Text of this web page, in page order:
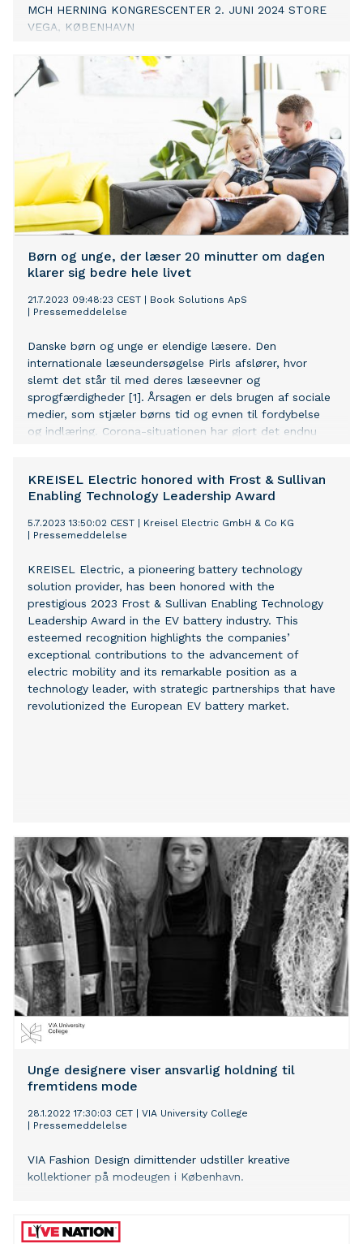
MCH HERNING KONGRESCENTER 2. JUNI 2024 STORE
VEGA, KØBENHAVN
Børn og unge, der læser 20 minutter om dagen
klarer sig bedre hele livet
21.7.2023 09:48:23 CEST
Book Solutions ApS
Pressemeddelelse
Danske børn og unge er elendige læsere. Den
internationale læseundersøgelse Pirls afslører, hvor
slemt det står til med deres læseevner og
sprogfærdigheder [1]. Årsagen er dels brugen af sociale
medier, som stjæler børns tid og evnen til fordybelse
og indlæring. Corona-situationen har gjort det endnu
KREISEL Electric honored with Frost & Sullivan
Enabling Technology Leadership Award
5.7.2023 13:50:02 CEST
Kreisel Electric GmbH & Co KG
Pressemeddelelse
KREISEL Electric, a pioneering battery technology
solution provider, has been honored with the
prestigious 2023 Frost & Sullivan Enabling Technology
Leadership Award in the EV battery industry. This
esteemed recognition highlights the companies’
exceptional contributions to the advancement of
electric mobility and its remarkable position as a
technology leader, with strategic partnerships that have
revolutionized the European EV battery market.
Unge designere viser ansvarlig holdning til
fremtidens mode
28.1.2022 17:30:03 CET
VIA University College
Pressemeddelelse
VIA Fashion Design dimittender udstiller kreative
kollektioner på modeugen i København.